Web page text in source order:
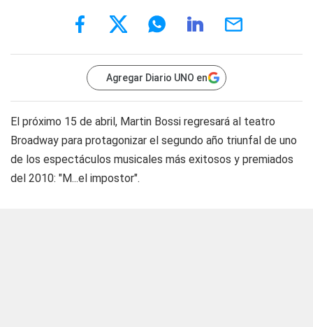
Agregar Diario UNO en
El próximo 15 de abril, Martin Bossi regresará al teatro
Broadway para protagonizar el segundo año triunfal de uno
de los espectáculos musicales más exitosos y premiados
del 2010: "M...el impostor".